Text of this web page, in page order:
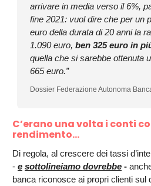
arrivare in media verso il 6%,
fine 2021: vuol dire che per un
euro della durata di 20 anni la
1.090 euro, ben 325 euro in
quella che si sarebbe ottenuta
665 euro.”
Dossier Federazione Autonoma
C’erano una volta i conti
rendimento...
Di regola, al crescere dei tassi
- e sottolineiamo dovrebbe -
banca riconosce ai propri clienti sul